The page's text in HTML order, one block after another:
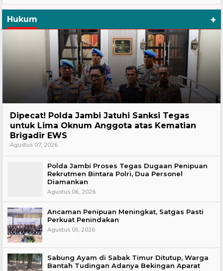
Hukum +
Dipecat! Polda Jambi Jatuhi Sanksi Tegas
untuk Lima Oknum Anggota atas Kematian
Brigadir EWS
Agustus 07, 2026
Polda Jambi Proses Tegas Dugaan Penipuan
Rekrutmen Bintara Polri, Dua Personel
Diamankan
Agustus 06, 2026
Ancaman Penipuan Meningkat, Satgas Pasti
Perkuat Penindakan
Agustus 05, 2026
Sabung Ayam di Sabak Timur Ditutup, Warga
Bantah Tudingan Adanya Bekingan Aparat